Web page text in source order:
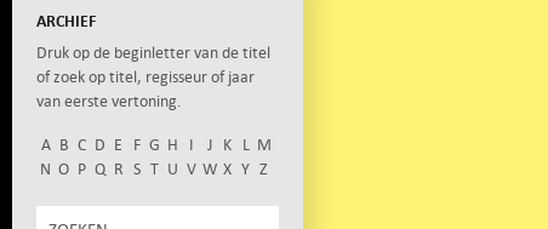
ARCHIEF
Druk op de beginletter van de titel
of zoek op titel, regisseur of jaar
van eerste vertoning.
A B C D E F G H I J K L M
N O P Q R S T U V W X Y Z